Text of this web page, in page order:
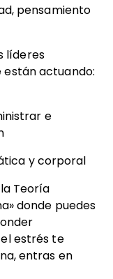
pensamiento
líderes
actuando:
e
y corporal
Teoría
donde puedes
estrés te
entras en